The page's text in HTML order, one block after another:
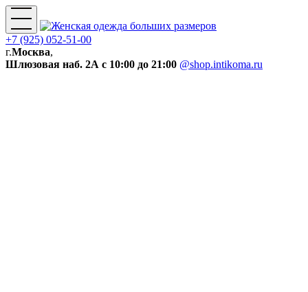
+7 (925) 052-51-00
г.Москва,
Шлюзовая наб. 2А с 10:00 до 21:00 @shop.intikoma.ru